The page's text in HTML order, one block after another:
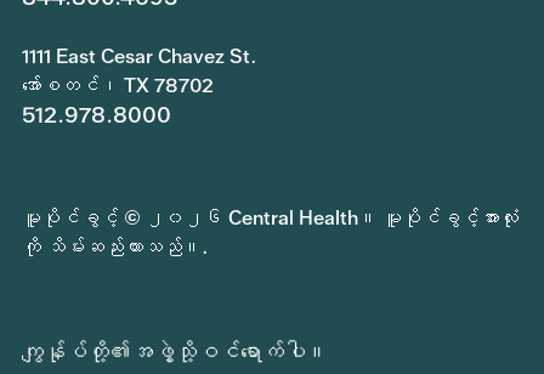
1111 East Cesar Chavez St.
အော်စတင်၊ TX 78702
512.978.8000
မူပိုင်ခွင့် © ၂၀၂၆ Central Health။ မူပိုင်ခွင့်အားလုံး
ကို သိမ်းဆည်းထားသည်။.
ကျွန်ုပ်တို့၏အဖွဲ့သို့ဝင်ရောက်ပါ။